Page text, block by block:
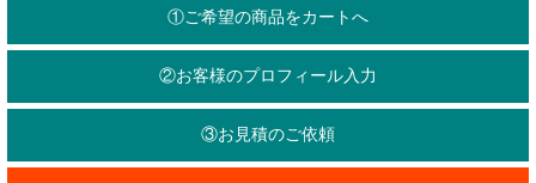
①ご希望の商品をカートへ
②お客様のプロフィール入力
③お見積のご依頼